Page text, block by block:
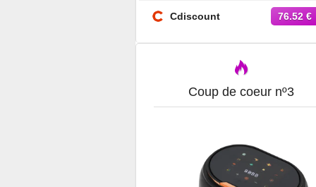
Friteuse sans Huile 80-
Cdiscount 76.52 €
Coup de coeur nº3